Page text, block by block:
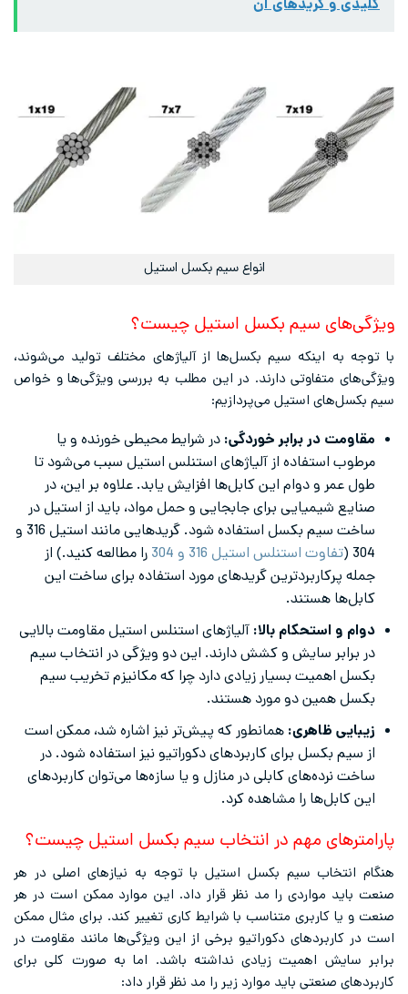
کلیدی و گریدهای آن
انواع سیم بکسل استیل
ویژگی‌های سیم بکسل استیل چیست؟
با توجه به اینکه سیم بکسل‌ها از آلیاژهای مختلف تولید می‌شوند،
ویژگی‌های متفاوتی دارند. در این مطلب به بررسی ویژگی‌ها و خواص
سیم بکسل‌های استیل می‌پردازیم:
مقاومت در برابر خوردگی: در شرایط محیطی خورنده و یا
مرطوب استفاده از آلیاژهای استنلس استیل سبب می‌شود تا
طول عمر و دوام این کابل‌ها افزایش یابد. علاوه بر این، در
صنایع شیمیایی برای جابجایی و حمل مواد، باید از استیل در
ساخت سیم بکسل استفاده شود. گریدهایی مانند استیل 316 و
304 ( تفاوت استنلس استیل 316 و 304
را مطالعه کنید.) از
جمله پرکاربردترین گریدهای مورد استفاده برای ساخت این
کابل‌ها هستند.
دوام و استحکام بالا: آلیاژهای استنلس استیل مقاومت بالایی
در برابر سایش و کشش دارند. این دو ویژگی در انتخاب سیم
بکسل اهمیت بسیار زیادی دارد چرا که مکانیزم تخریب سیم
بکسل همین دو مورد هستند.
زیبایی ظاهری: همانطور که پیش‌تر نیز اشاره شد، ممکن است
از سیم بکسل برای کاربردهای دکوراتیو نیز استفاده شود. در
ساخت نرده‌های کابلی در منازل و یا سازه‌ها می‌توان کاربردهای
این کابل‌ها را مشاهده کرد.
پارامترهای مهم در انتخاب سیم بکسل استیل چیست؟
هنگام انتخاب سیم بکسل استیل با توجه به نیازهای اصلی در هر
صنعت باید مواردی را مد نظر قرار داد. این موارد ممکن است در هر
صنعت و یا کاربری متناسب با شرایط کاری تغییر کند. برای مثال ممکن
است در کاربردهای دکوراتیو برخی از این ویژگی‌ها مانند مقاومت در
برابر سایش اهمیت زیادی نداشته باشد. اما به صورت کلی برای
کاربردهای صنعتی باید موارد زیر را مد نظر قرار داد: